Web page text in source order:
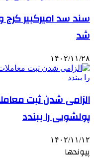
سند سد امیرکبیر
شد
۱۴۰۲/۱۱/۲۸
الزامی شدن ثبت
پولشویی را ببندد
۱۴۰۲/۱۱/۱۲
پیوندها